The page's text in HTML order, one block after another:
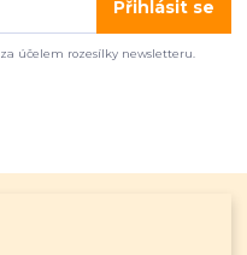
Přihlásit se
za účelem rozesílky newsletteru.